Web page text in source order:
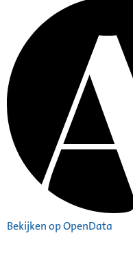
Bekijken op OpenData